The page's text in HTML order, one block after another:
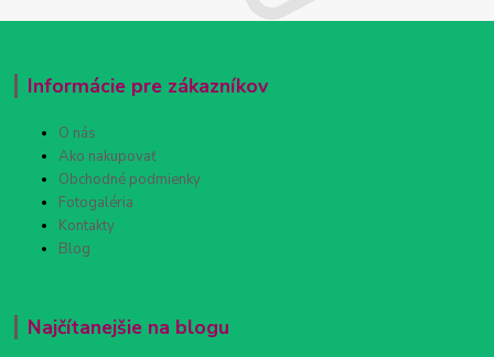
Informácie pre zákazníkov
O nás
Ako nakupovať
Obchodné podmienky
Fotogaléria
Kontakty
Blog
Najčítanejšie na blogu